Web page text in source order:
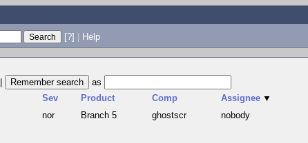
[?] | Help
as
Sev Product Comp Assignee ▼
nor Branch 5 ghostscr nobody